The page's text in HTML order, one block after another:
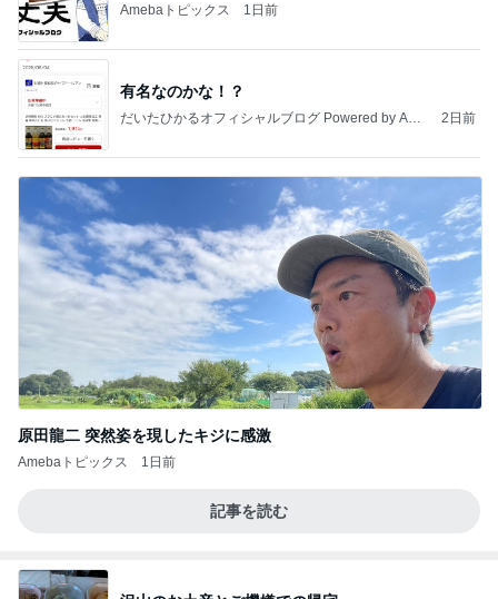
Amebaトピックス 1日前
有名なのかな！？
だいたひかるオフィシャルブログ Powered by Ame
2日前
原田龍二 突然姿を現したキジに感激
Amebaトピックス 1日前
記事を読む